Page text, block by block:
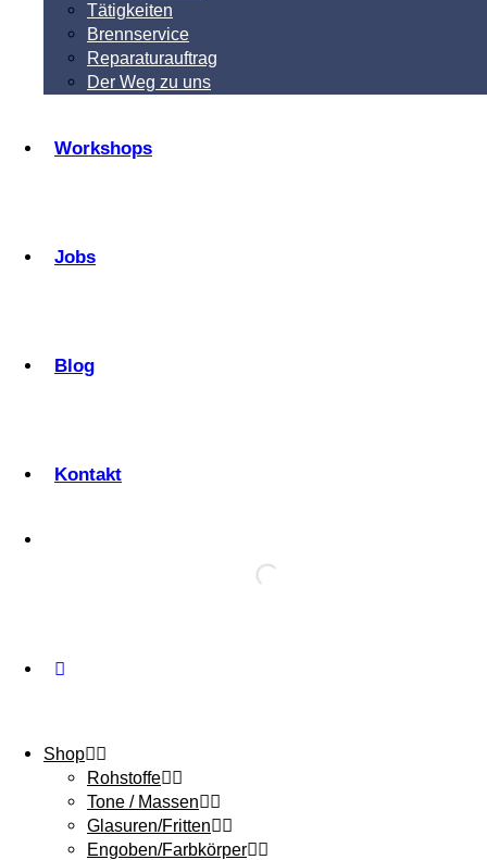
Tätigkeiten
Brennservice
Reparaturauftrag
Der Weg zu uns
Workshops
Jobs
Blog
Kontakt
Shop
Rohstoffe
Tone / Massen
Glasuren/Fritten
Engoben/Farbkörper